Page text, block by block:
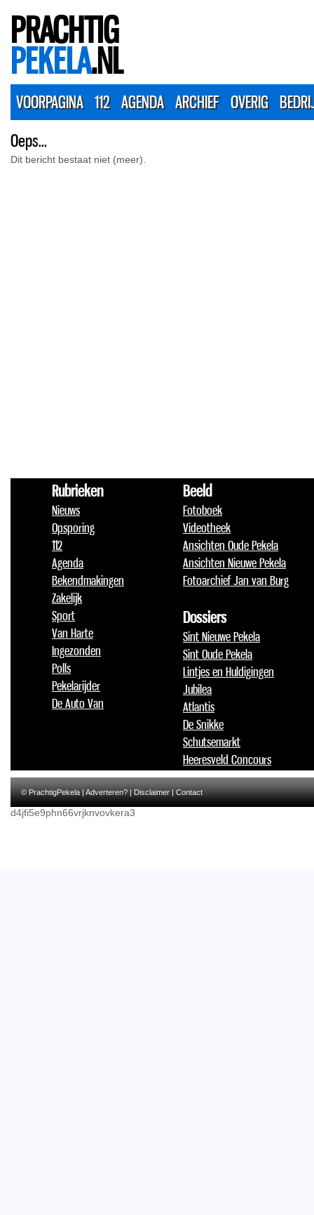
PRACHTIG
PEKELA.NL
VOORPAGINA 112 AGENDA ARCHIEF OVERIG
Oeps...
Dit bericht bestaat niet (meer).
Rubrieken
Nieuws
Opsporing
112
Agenda
Bekendmakingen
Zakelijk
Sport
Van Harte
Ingezonden
Polls
Pekelarijder
De Auto Van
Beeld
Fotoboek
Videotheek
Ansichten Oude Pekela
Ansichten Nieuwe Pekela
Fotoarchief Jan van Burg
Dossiers
Sint Nieuwe Pekela
Sint Oude Pekela
Lintjes en Huldigingen
Jubilea
Atlantis
De Snikke
Schutsemarkt
Heeresveld Concours
© PrachtigPekela | Adverteren? Disclaimer Contact
d4jfi5e9phn66vrjknvovkera3